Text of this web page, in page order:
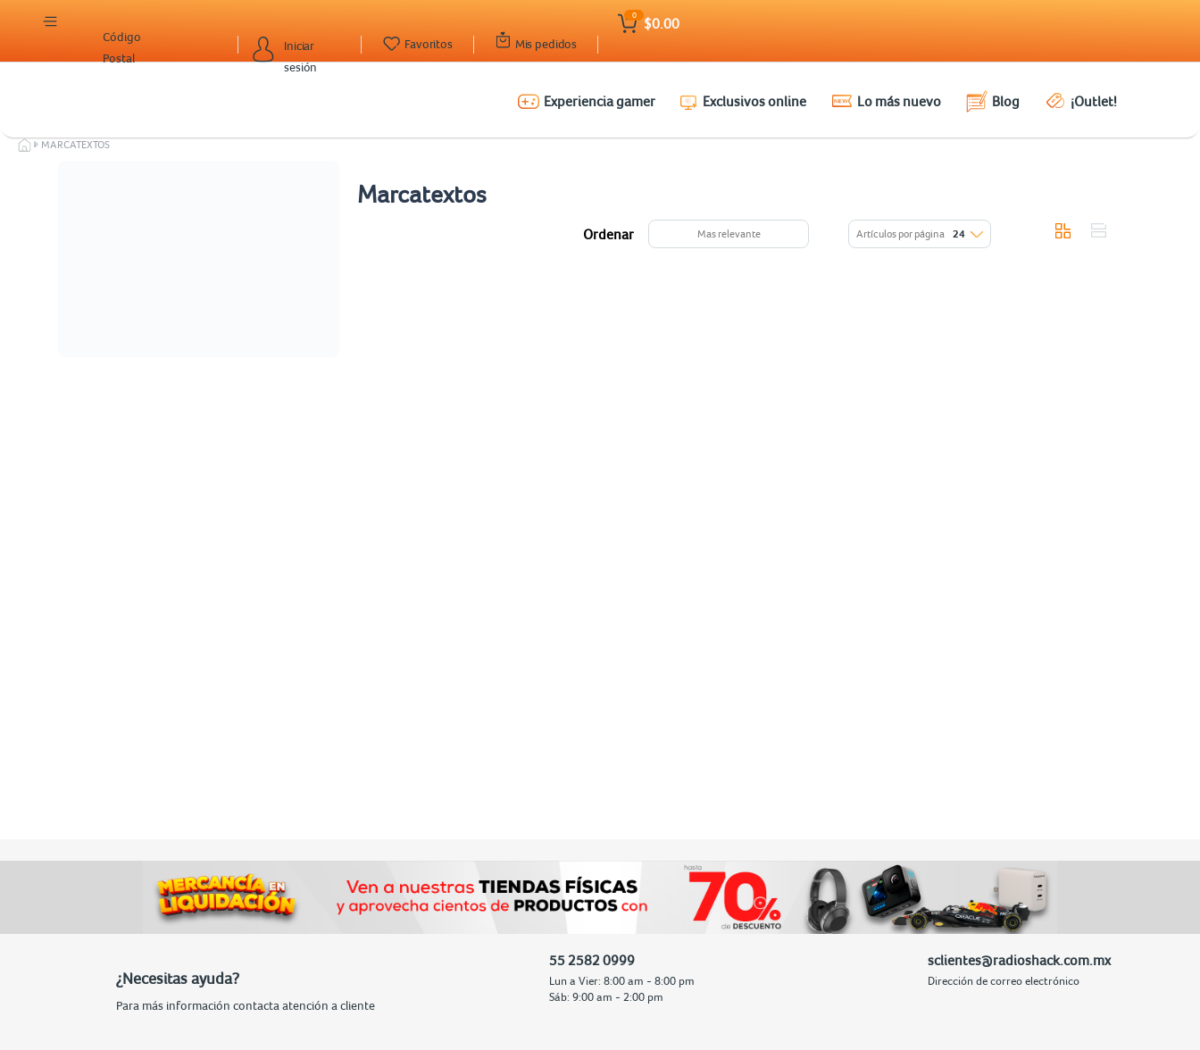
Iniciar
sesión
Código
Postal
Mis pedidos
Favoritos
0
$0.00
Experiencia gamer Exclusivos online Lo más nuevo Blog ¡Outlet!
MARCATEXTOS
Marcatextos
Ordenar Mas relevante Artículos por página 24
¿Necesitas ayuda?
Para más información contacta atención a cliente
55 2582 0999
Lun a Vier: 8:00 am - 8:00 pm
Sáb: 9:00 am - 2:00 pm
sclientes@radioshack.com.mx
Dirección de correo electrónico